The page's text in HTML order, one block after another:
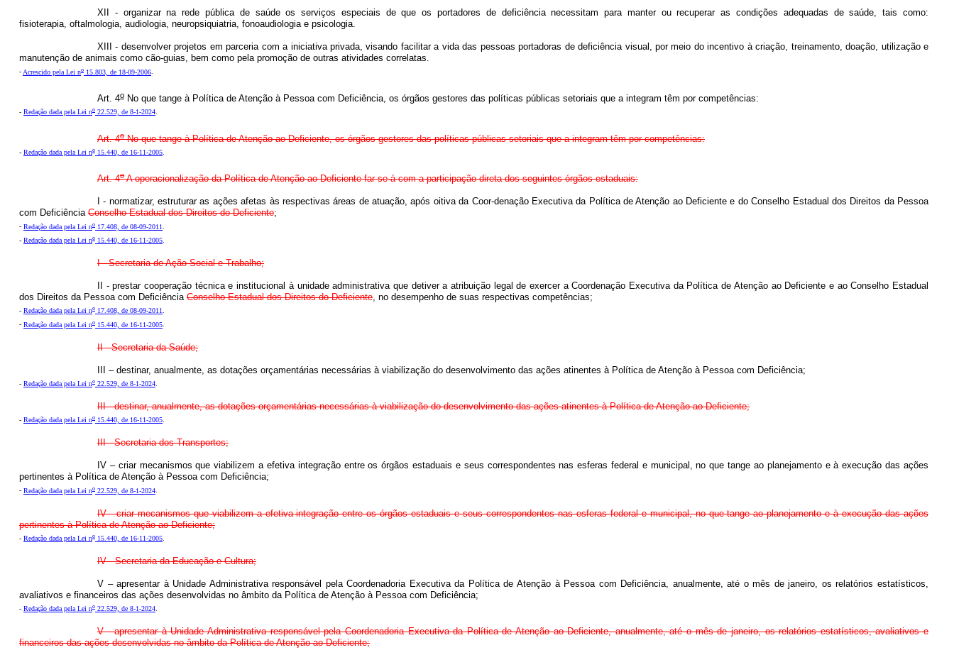
XII - organizar na rede pública de saúde os serviços especiais de que os portadores de deficiência necessitam para manter ou recuperar as condições adequadas de saúde, tais como:
fisioterapia, oftalmologia, audiologia, neuropsiquiatria, fonoaudiologia e psicologia.
XIII - desenvolver projetos em parceria com a iniciativa privada, visando facilitar a vida das pessoas portadoras de deficiência visual, por meio do incentivo à criação, treinamento, doação, utilização e
manutenção de animais como cão-guias, bem como pela promoção de outras atividades correlatas.
- Acrescido pela Lei no 15.803, de 18-09-2006.
Art. 4o No que tange à Política de Atenção à Pessoa com Deficiência, os órgãos gestores das políticas públicas setoriais que a integram têm por competências:
- Redação dada pela Lei no 22.529, de 8-1-2024.
Art. 4oNo que tange à Política de Atenção ao Deficiente, os órgãos gestores das políticas públicas setoriais que a integram têm por competências:
- Redação dada pela Lei no 15.440, de 16-11-2005
Art. 4oA operacionalização da Política de Atenção ao Deficiente far-se-á com a participação direta dos seguintes órgãos estaduais:
I - normatizar, estruturar as ações afetas às respectivas áreas de atuação, após oitiva da Coor-denação Executiva da Política de Atenção ao Deficiente e do Conselho Estadual dos Direitos da Pessoa
com Deficiência Conselho Estadual dos Direitos do Deficiente;
- Redação dada pela Lei no 17.408, de 08-09-2011.
- Redação dada pela Lei no 15.440, de 16-11-2005
I - Secretaria de Ação Social e Trabalho;
II - prestar cooperação técnica e institucional à unidade administrativa que detiver a atribuição legal de exercer a Coordenação Executiva da Política de Atenção ao Deficiente e ao Conselho Estadual
dos Direitos da Pessoa com Deficiência Conselho Estadual dos Direitos do Deficiente, no desempenho de suas respectivas competências;
- Redação dada pela Lei no 17.408, de 08-09-2011.
- Redação dada pela Lei no 15.440, de 16-11-2005.
II - Secretaria da Saúde;
III – destinar, anualmente, as dotações orçamentárias necessárias à viabilização do desenvolvimento das ações atinentes à Política de Atenção à Pessoa com Deficiência;
- Redação dada pela Lei no 22.529, de 8-1-2024
III - destinar, anualmente, as dotações orçamentárias necessárias à viabilização do desenvolvimento das ações atinentes à Política de Atenção ao Deficiente;
- Redação dada pela Lei no 15.440, de 16-11-2005.
III - Secretaria dos Transportes;
IV – criar mecanismos que viabilizem a efetiva integração entre os órgãos estaduais e seus correspondentes nas esferas federal e municipal, no que tange ao planejamento e à execução das ações
pertinentes à Política de Atenção à Pessoa com Deficiência;
- Redação dada pela Lei no 22.529, de 8-1-2024.
IV - criar mecanismos que viabilizem a efetiva integração entre os órgãos estaduais e seus correspondentes nas esferas federal e municipal, no que tange ao planejamento e à execução das ações
pertinentes à Política de Atenção ao Deficiente;
- Redação dada pela Lei no 15.440, de 16-11-2005
IV - Secretaria da Educação e Cultura;
V – apresentar à Unidade Administrativa responsável pela Coordenadoria Executiva da Política de Atenção à Pessoa com Deficiência, anualmente, até o mês de janeiro, os relatórios estatísticos,
avaliativos e financeiros das ações desenvolvidas no âmbito da Política de Atenção à Pessoa com Deficiência;
- Redação dada pela Lei no 22.529, de 8-1-2024.
V - apresentar à Unidade Administrativa responsável pela Coordenadoria Executiva da Política de Atenção ao Deficiente, anualmente, até o mês de janeiro, os relatórios estatísticos, avaliativos e
financeiros das ações desenvolvidas no âmbito da Política de Atenção ao Deficiente;